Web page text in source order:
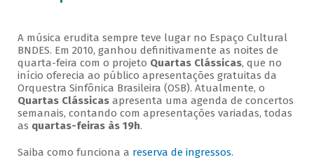
A música erudita sempre teve lugar no Espaço Cultural
BNDES. Em 2010, ganhou definitivamente as noites de
quarta-feira com o projeto Quartas Clássicas, que no
início oferecia ao público apresentações gratuitas da
Orquestra Sinfônica Brasileira (OSB). Atualmente, o
Quartas Clássicasapresenta uma agenda de concertos
semanais, contando com apresentações variadas, todas
as quartas-feiras às 19h.
Saiba como funciona a reserva de ingressos.